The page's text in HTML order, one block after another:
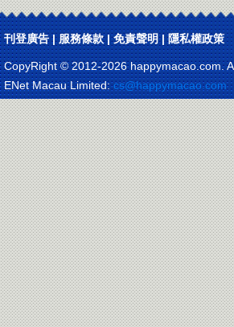
刊登廣告|服務條款|免責聲明|隱私權政策
CopyRight © 2012-2026 happymacao.com.
ENet Macau Limited:cs@happymacao.com